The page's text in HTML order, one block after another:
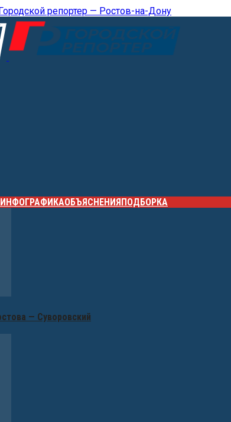
репортер — Ростов-на-Дону
ИНФОГРАФИКАОБЪЯСНЕНИЯПОДБОРКА
— Суворовский